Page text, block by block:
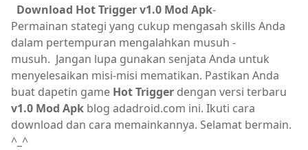
Download Hot Trigger v1.0 Mod Apk-
Permainan stategi yang cukup mengasah skills Anda
dalam pertempuran mengalahkan musuh -
musuh. Jangan lupa gunakan senjata Anda untuk
menyelesaikan misi-misi mematikan. Pastikan Anda
buat dapetin game Hot Trigger dengan versi terbaru
v1.0 Mod Apk blog adadroid.com ini. Ikuti cara
download dan cara memainkannya. Selamat bermain.
^_^